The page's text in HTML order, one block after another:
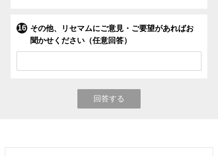
その他、リセマムにご意見・ご要望があればお
聞かせください（任意回答）
回答する